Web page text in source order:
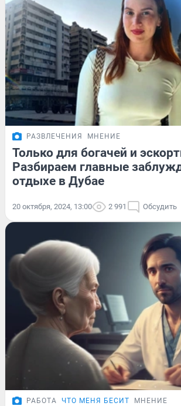
РАЗВЛЕЧЕНИЯ МНЕНИЕ
Только для богачей и
Разбираем главные
отдыхе в Дубае
20 октября, 2024, 13:00 2 991 Обсудить
РАБОТА ЧТО МЕНЯ БЕСИТ МНЕНИЕ